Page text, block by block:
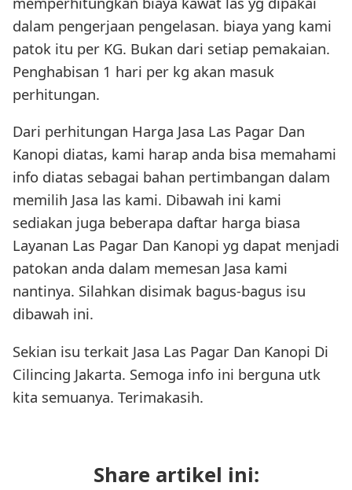
dalam pengerjaan pengelasan. biaya yang kami
patok itu per KG. Bukan dari setiap pemakaian.
Penghabisan 1 hari per kg akan masuk
perhitungan.
Dari perhitungan Harga Jasa Las Pagar Dan
Kanopi diatas, kami harap anda bisa memahami
info diatas sebagai bahan pertimbangan dalam
memilih Jasa las kami. Dibawah ini kami
sediakan juga beberapa daftar harga biasa
Layanan Las Pagar Dan Kanopi yg dapat menjadi
patokan anda dalam memesan Jasa kami
nantinya. Silahkan disimak bagus-bagus isu
dibawah ini.
Sekian isu terkait Jasa Las Pagar Dan Kanopi Di
Cilincing Jakarta. Semoga info ini berguna utk
kita semuanya. Terimakasih.
Share artikel ini: